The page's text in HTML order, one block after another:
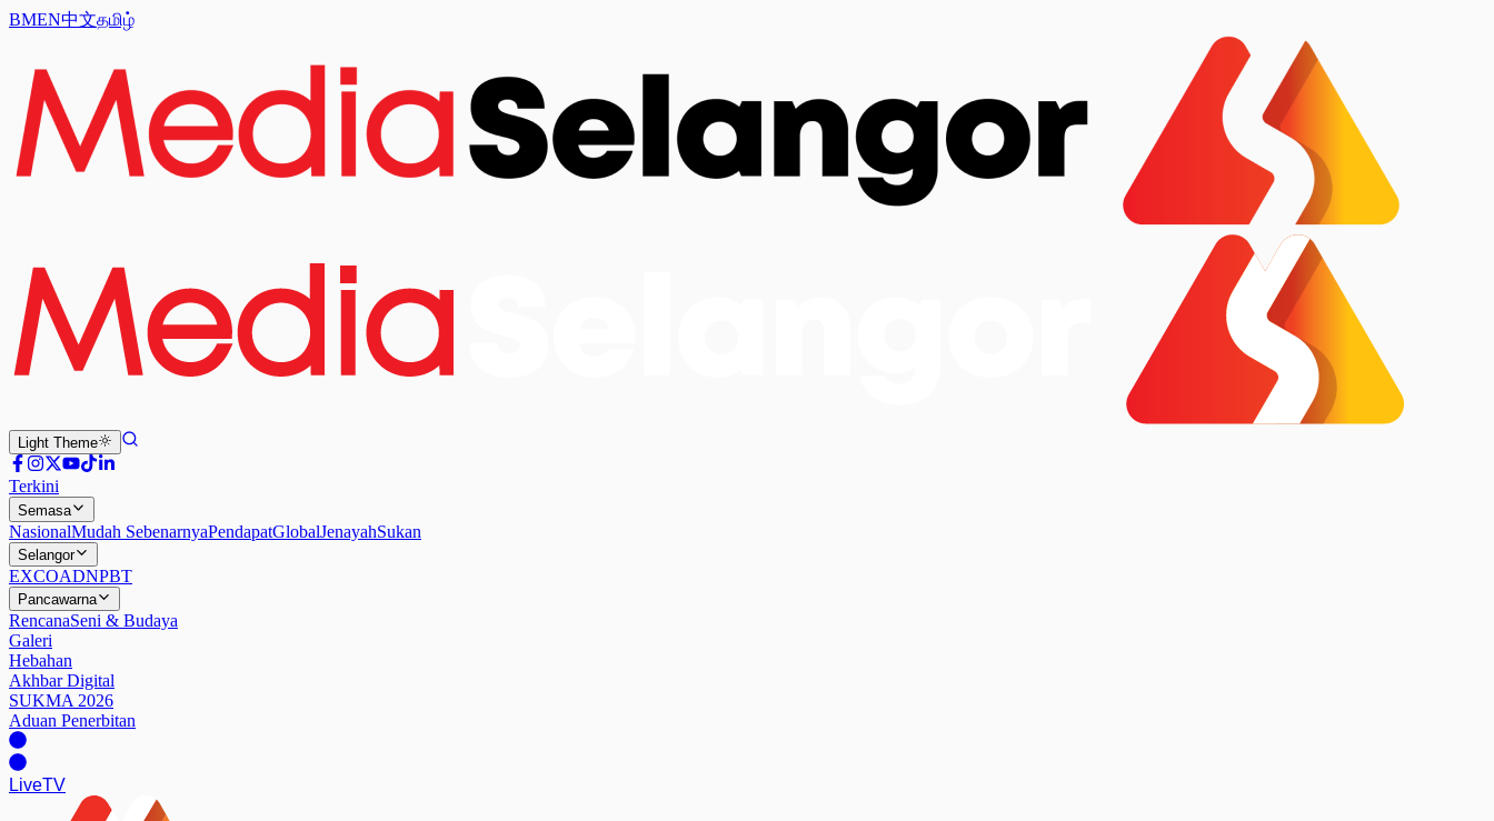
BMEN中文தமிழ்
Light Theme
Terkini
Semasa
NasionalMudah SebenarnyaPendapatGlobalJenayahSukan
Selangor
EXCOADNPBT
Pancawarna
RencanaSeni & Budaya
Galeri
Hebahan
Akhbar Digital
SUKMA 2026
Aduan Penerbitan
LiveTV